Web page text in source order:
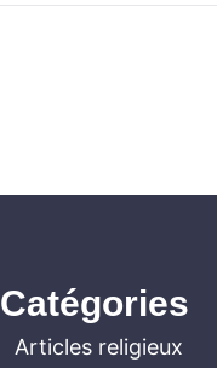
Catégories
Articles religieux